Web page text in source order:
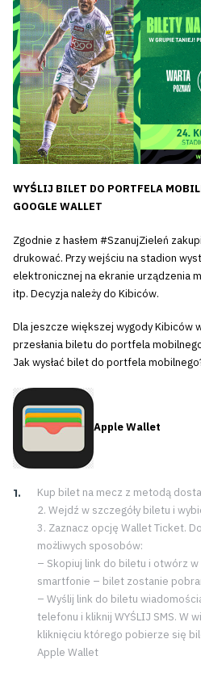
WYŚLIJ BILET DO PORTFELA
GOOGLE WALLET
Zgodnie z hasłem #SzanujZieleń
drukować. Przy wejściu na stadion
elektronicznej na ekranie urządzenia
itp. Decyzja należy do Kibiców.
Dla jeszcze większej wygody Kibiców
przesłania biletu do portfela
Jak wysłać bilet do portfela
Apple Wallet
Kup bilet na mecz z metodą
2. Wejdź w szczegóły biletu i
3. Zaznacz opcję Wallet Ticket.
możliwych sposobów:
– Skopiuj link do biletu i otwórz
smartfonie – bilet zostanie
– Wyślij link do biletu
telefonu i kliknij WYŚLIJ SMS. W
kliknięciu którego pobierze się
Apple Wallet